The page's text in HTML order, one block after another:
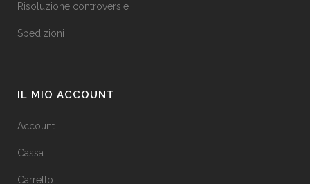
Risoluzione controversie
Spedizioni
IL MIO ACCOUNT
Account
Cassa
Carrello